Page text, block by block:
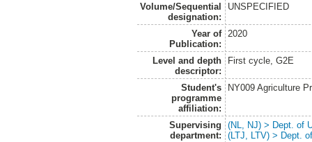
Volume/Sequential
designation:
UNSPECIFIED
Year of
Publication:
2020
Level and depth
descriptor:
First cycle, G2E
Student's
programme
affiliation:
NY009 Agriculture
Supervising
department:
(NL, NJ) > Dept. of
(LTJ, LTV) > Dept.